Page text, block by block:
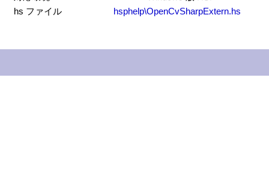
hs ファイル
hsphelp\OpenCvSharpExtern.hs